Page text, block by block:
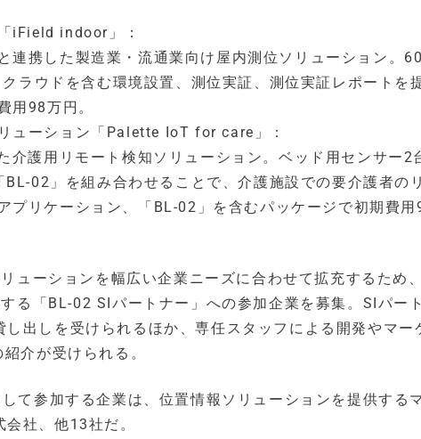
iField indoor」：
連携した製造業・流通業向け屋内測位ソリューション。
ラウドを含む環境設置、測位実証、測位実証レポートを
用98万円。
ューション「Palette IoT for care」：
介護用リモート検知ソリューション。ベッド用センサー2
02」を組み合わせることで、介護施設での要介護者の
プリケーション、「BL-02」を含むパッケージで初期費
ューションを幅広い企業ニーズに合わせて拡充するため
る「BL-02 SIパートナー」への参加企業を募集。SIパー
出しを受けられるほか、専任スタッフによる開発やマー
介が受けられる。
て参加する企業は、位置情報ソリューションを提供する
社、他13社だ。